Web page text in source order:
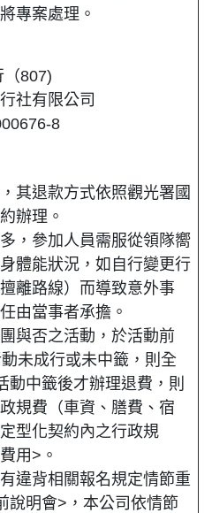
專案處理。
（807)
社有限公司
8
其退款方式依照觀光署國
辦理。
，參加人員需服從領隊嚮
體能狀況，如自行變更行
離路線）而導致意外事
由當事者承擔。
與否之活動，於活動前
未成行或未中籤，則全
動中籤後才辦理退費，則
規費（車資、膳費、宿
型化契約內之行政規
用>。
違背相關報名規定情節重
說明會>，本公司依情節